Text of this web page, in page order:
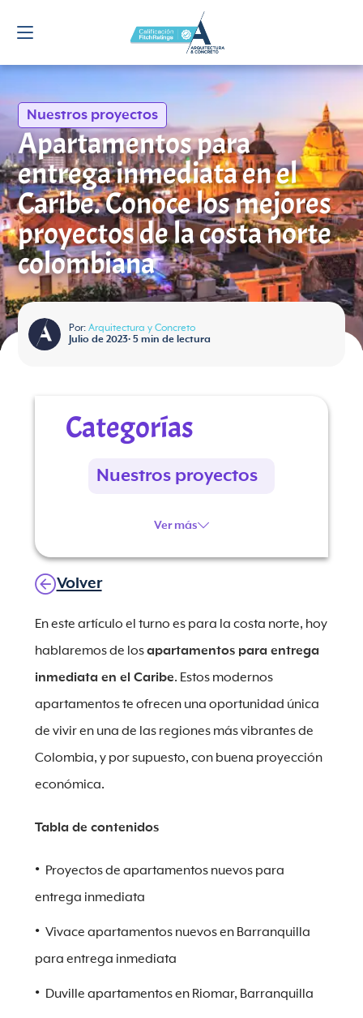
Nuestros proyectos
Apartamentos para
entrega inmediata en el
Caribe. Conoce los mejores
proyectos de la costa norte
colombiana
Por: Arquitectura y Concreto
Julio de 2023• 5min de lectura
Categorías
Nuestros proyectos
Ver más
Volver
En este artículo el turno es para la costa norte, hoy
hablaremos de losapartamentos para entrega
inmediata en el Caribe. Estos modernos
apartamentos te ofrecen una oportunidad única
de vivir en una de las regiones más vibrantes de
Colombia, y por supuesto, con buena proyección
económica.
Tabla de contenidos
Proyectos de apartamentos nuevos para
entrega inmediata
Vivace apartamentos nuevos en Barranquilla
para entrega inmediata
Duville apartamentos en Riomar, Barranquilla